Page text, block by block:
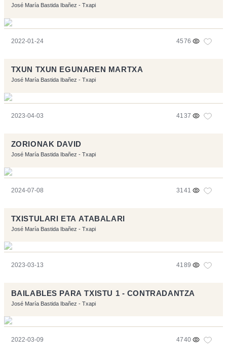
José María Bastida Ibañez - Txapi
2022-01-24 4576
TXUN TXUN EGUNAREN MARTXA
José María Bastida Ibañez - Txapi
2023-04-03 4137
ZORIONAK DAVID
José María Bastida Ibañez - Txapi
2024-07-08 3141
TXISTULARI ETA ATABALARI
José María Bastida Ibañez - Txapi
2023-03-13 4189
BAILABLES PARA TXISTU 1 - CONTRADANTZA
José María Bastida Ibañez - Txapi
2022-03-09 4740